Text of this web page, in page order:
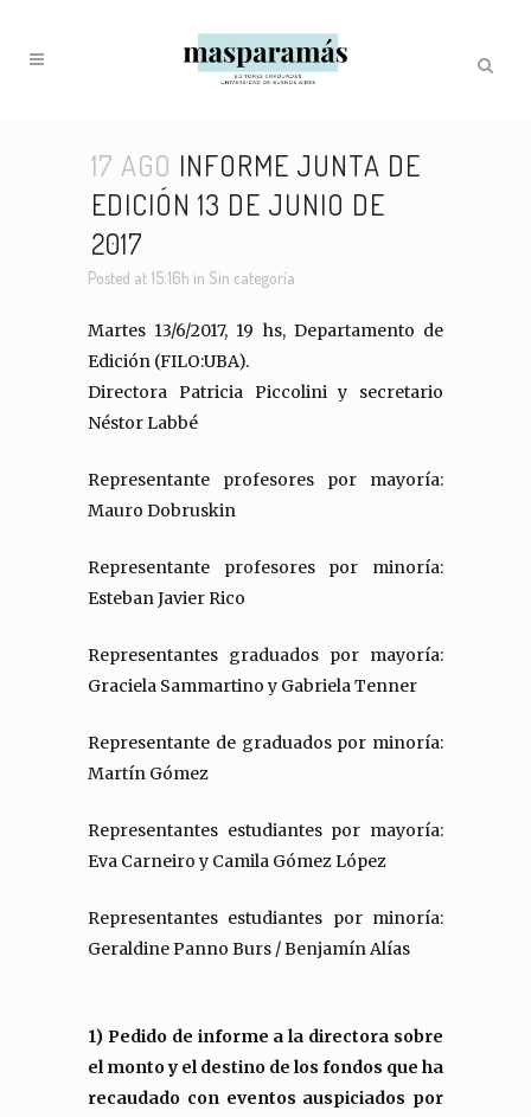
17 AGO INFORME JUNTA DE
EDICIÓN 13 DE JUNIO DE
2017
Posted at 15:16h in Sin categoría
Martes 13/6/2017, 19 hs, Departamento de
Edición (FILO:UBA).
Directora Patricia Piccolini y secretario
Néstor Labbé
Representante profesores por mayoría:
Mauro Dobruskin
Representante profesores por minoría:
Esteban Javier Rico
Representantes graduados por mayoría:
Graciela Sammartino y Gabriela Tenner
Representante de graduados por minoría:
Martín Gómez
Representantes estudiantes por mayoría:
Eva Carneiro y Camila Gómez López
Representantes estudiantes por minoría:
Geraldine Panno Burs / Benjamín Alías
1) Pedido de informe a la directora sobre
el monto y el destino de los fondos que ha
recaudado con eventos auspiciados por